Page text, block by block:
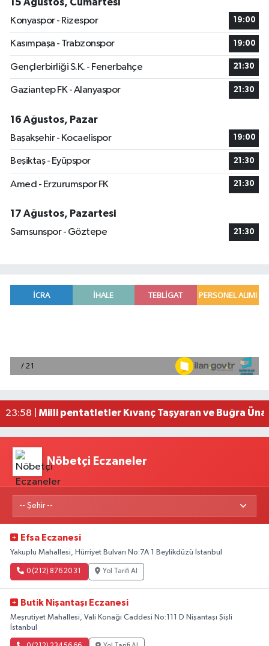
Konyaspor - Rizespor
19:00
Kasımpaşa - Trabzonspor 19:00
Gençlerbirliği S.K. - Fenerbahçe 21:30
Gaziantep FK - Alanyaspor 21:30
16 Ağustos, Pazar
Başakşehir - Kocaelispor
19:00
Beşiktaş - Eyüpspor 21:30
Amed - Erzurumspor FK 21:30
17 Ağustos, Pazartesi
Samsunspor - Göztepe
21:30
00:39 |
Mersin'de uyuşturucu operasyonunda 190
23:58 | Milli pentatletler Kıvanç Taşyaran ve Buğra
Nöbetçi Eczaneler
Efsa Eczanesi
Yakuplu Mahallesi, Hürriyet Bulvarı No:7A 1 Beylikdüzü İstanbul
0 (212) 876 20 31 Yol Tarifi Al
Butik Nişantaşı Eczanesi
Meşrutiyet Mahallesi, Vali Konağı Caddesi No:111 D Nişantaşı Şişli
İstanbul